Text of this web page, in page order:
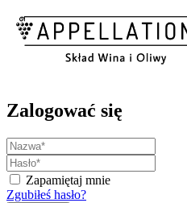
Zalogować się
Zapamiętaj mnie
Zgubiłeś hasło?